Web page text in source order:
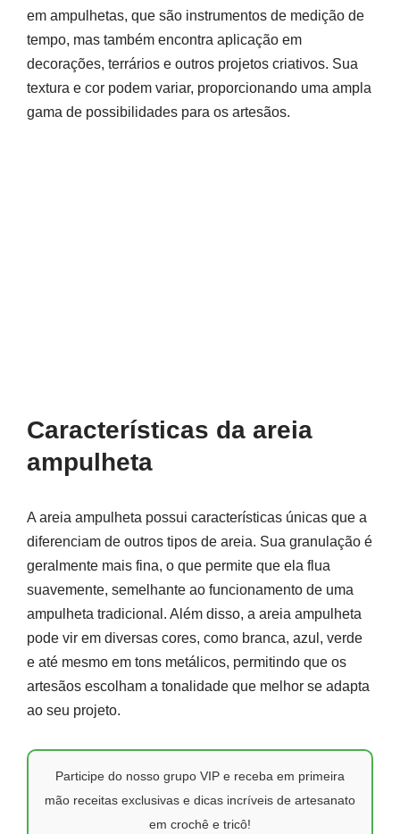
em ampulhetas, que são instrumentos de medição de
tempo, mas também encontra aplicação em
decorações, terrários e outros projetos criativos. Sua
textura e cor podem variar, proporcionando uma ampla
gama de possibilidades para os artesãos.
Características da areia
ampulheta
A areia ampulheta possui características únicas que a
diferenciam de outros tipos de areia. Sua granulação é
geralmente mais fina, o que permite que ela flua
suavemente, semelhante ao funcionamento de uma
ampulheta tradicional. Além disso, a areia ampulheta
pode vir em diversas cores, como branca, azul, verde
e até mesmo em tons metálicos, permitindo que os
artesãos escolham a tonalidade que melhor se adapta
ao seu projeto.
Participe do nosso grupo VIP e receba em primeira
mão receitas exclusivas e dicas incríveis de artesanato
em crochê e tricô!